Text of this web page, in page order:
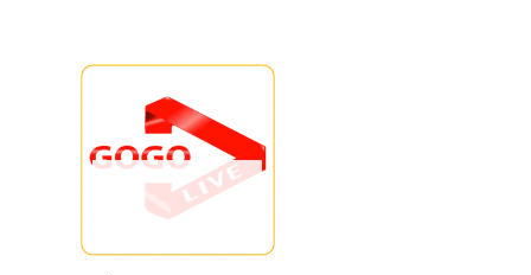
EN RUPTURE DE
STOCK